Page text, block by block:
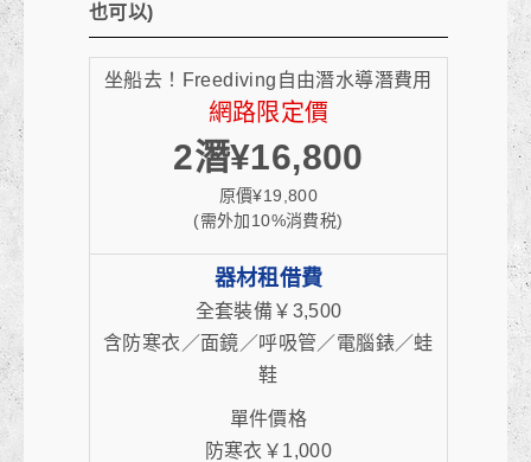
也可以)
坐船去！Freediving自由潛水導潛費用
網路限定價
2潛¥16,800
原價¥19,800
(需外加10%消費税)
器材租借費
全套裝備￥3,500
含防寒衣／面鏡／呼吸管／電腦錶／蛙
鞋
單件價格
防寒衣￥1,000